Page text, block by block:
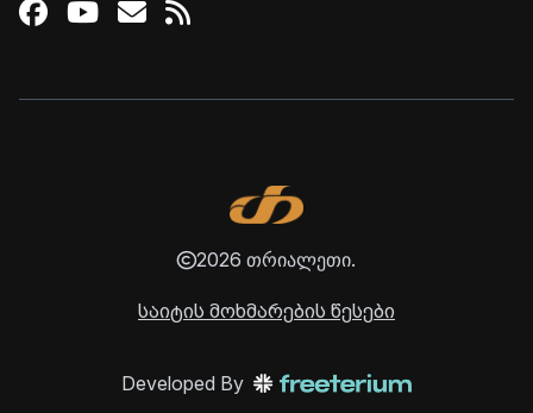
Facebook
Youtube
Email
RSS
2026 თრიალეთი.
საიტის მოხმარების წესები
Developed By